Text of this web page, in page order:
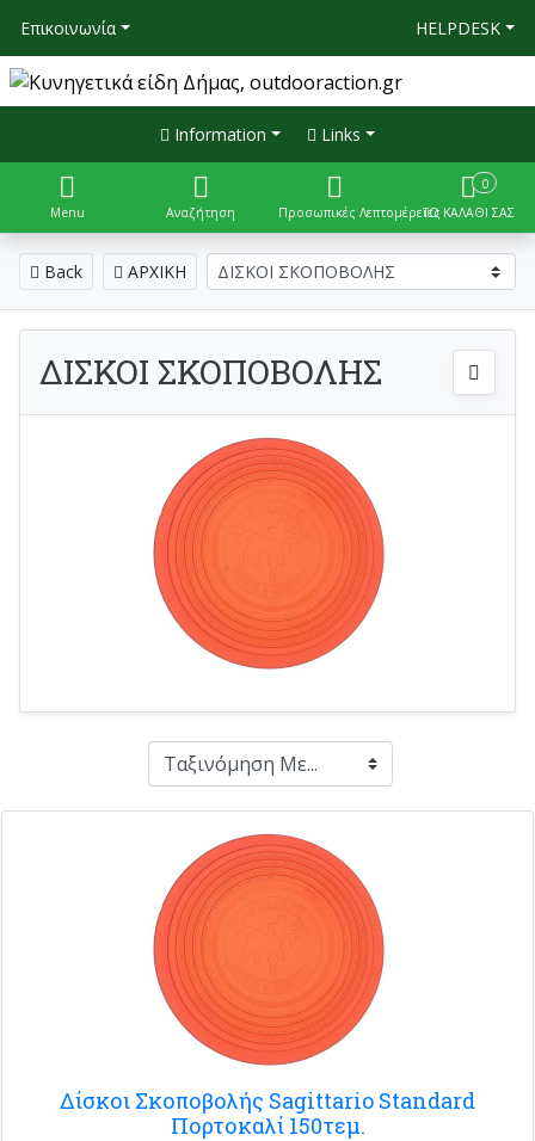
Επικοινωνία HELPDESK
Information Links
Menu Αναζήτηση Προσωπικές Λεπτομέρειες
0
ΤΟ ΚΑΛΑΘΙ ΣΑΣ
Back ΑΡΧΙΚΗ
ΔΙΣΚΟΙ ΣΚΟΠΟΒΟΛΗΣ
Δίσκοι Σκοποβολής Sagittario Standard
Πορτοκαλί 150τεμ.